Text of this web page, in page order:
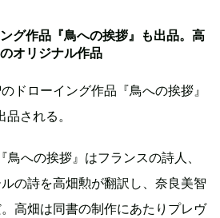
グ作品『鳥への挨拶』も出品。高
オリジナル作品
ドローイング作品『鳥への挨拶』
される。
への挨拶』はフランスの詩人、
の詩を高畑勲が翻訳し、奈良美智
高畑は同書の制作にあたりプレヴ